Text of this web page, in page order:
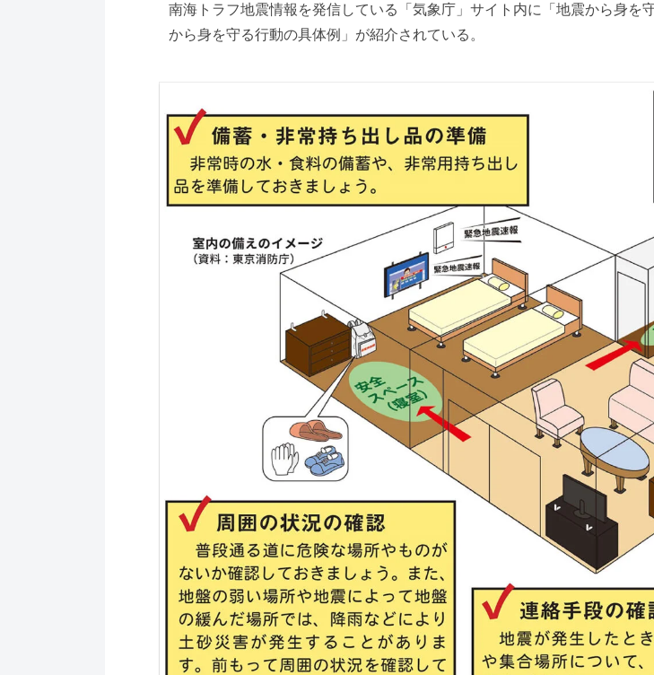
南海トラフ地震情報を発信している「気象庁」サイト内に「地震から身
から身を守る行動の具体例」が紹介されている。